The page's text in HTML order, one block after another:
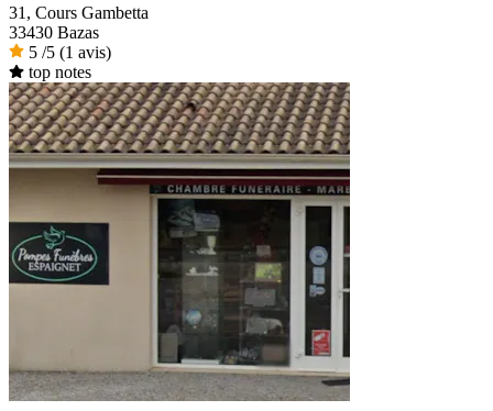
31, Cours Gambetta
33430 Bazas
5 /5 (1 avis)
top notes